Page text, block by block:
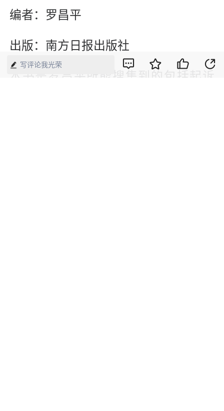
编者：罗昌平
出版：南方日报出版社
本书是罗昌平所能搜集到的包括起诉
写评论我光荣